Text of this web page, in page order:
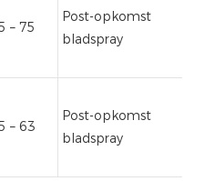
– 75
Post-opkomst
bladspray
– 63
Post-opkomst
bladspray